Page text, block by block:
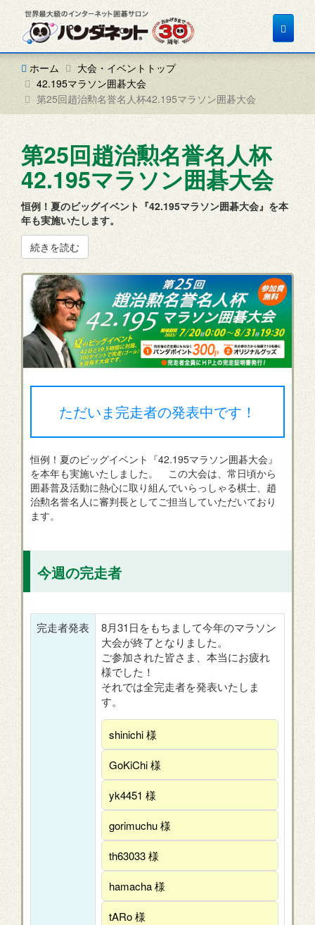
Toggle
ホーム
大会・イベントトップ
42.195マラソン囲碁大会
第25回趙治勲名誉名人杯42.195マラソン囲碁大会
第25回趙治勲名誉名人杯
42.195マラソン囲碁大会
恒例！夏のビッグイベント『42.195マラソン囲碁大会』を本
年も実施いたします。
続きを読む
ただいま完走者の発表中です！
恒例！夏のビッグイベント『42.195マラソン囲碁大会』
を本年も実施いたしました。
この大会は、常日頃から
囲碁普及活動に熱心に取り組んでいらっしゃる棋士、趙
治勲名誉名人に審判長としてご担当していただいており
ます。
今週の完走者
完走者発表
8月31日をもちまして今年のマラソン
大会が終了となりました。
ご参加された皆さま、本当にお疲れ
様でした！
それでは全完走者を発表いたしま
す。
shinichi 様
GoKiChi 様
yk4451 様
gorimuchu 様
th63033 様
hamacha 様
tARo 様